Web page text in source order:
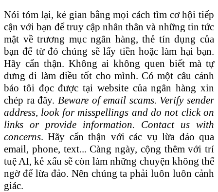
Nói tóm lại, kẻ gian bằng mọi cách tìm cơ hội tiếp
cận với bạn để truy cập nhân thân và những tin tức
mật về trương mục ngân hàng, thẻ tín dụng của
bạn để từ đó chúng sẽ lấy tiền hoặc làm hại bạn.
Hãy cẩn thận. Không ai không quen biết mà tự
dưng đi làm điều tốt cho mình. Có một câu cảnh
báo tôi đọc được tại website của ngân hàng xin
chép ra đây. Beware of email scams. Verify sender
address, look for misspellings and do not click on
links or provide information. Contact us with
concerns. Hãy cẩn thận với các vụ lừa đảo qua
email, phone, text... Càng ngày, cộng thêm với trí
tuệ AI, kẻ xấu sẽ còn làm những chuyện không thể
ngờ để lừa đảo. Nên chúng ta phải luôn luôn cảnh
giác.